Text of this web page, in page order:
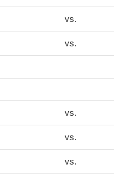
vs.
vs.
vs.
vs.
vs.